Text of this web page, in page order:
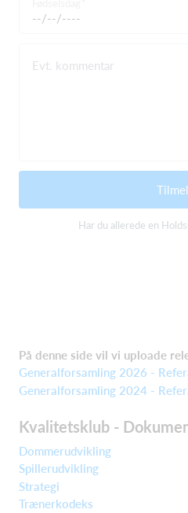
Evt. kommentar
Har du allerede en
På denne side vil vi uploade
Generalforsamling 2026 -
Generalforsamling 2024 -
Kvalitetsklub -
Dommerudvikling
Spillerudvikling
Strategi
Trænerkodeks